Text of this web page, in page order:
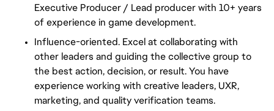
Executive Producer / Lead producer with 10+ years
of experience in game development.
Influence-oriented. Excel at collaborating with
other leaders and guiding the collective group to
the best action, decision, or result. You have
experience working with creative leaders, UXR,
marketing, and quality verification teams.